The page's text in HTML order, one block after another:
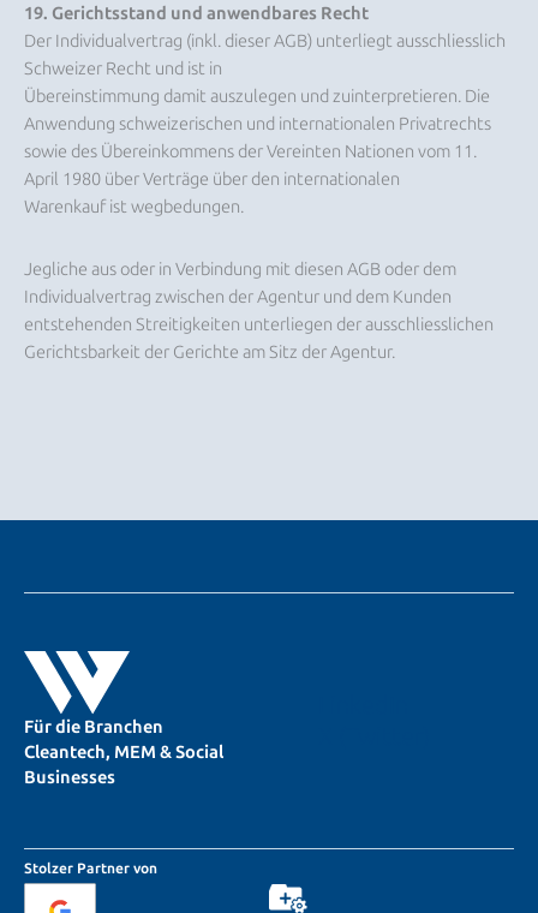
19. Gerichtsstand und anwendbares Recht
Der Individualvertrag (inkl. dieser AGB) unterliegt ausschliesslich
Schweizer Recht und ist in
Übereinstimmung damit auszulegen und zuinterpretieren. Die
Anwendung schweizerischen und internationalen Privatrechts
sowie des Übereinkommens der Vereinten Nationen vom 11.
April 1980 über Verträge über den internationalen
Warenkauf ist wegbedungen.
Jegliche aus oder in Verbindung mit diesen AGB oder dem
Individualvertrag zwischen der Agentur und dem Kunden
entstehenden Streitigkeiten unterliegen der ausschliesslichen
Gerichtsbarkeit der Gerichte am Sitz der Agentur.
Für die Branchen
Cleantech, MEM & Social
Businesses
Stolzer Partner von